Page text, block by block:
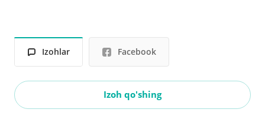
Izohlar Facebook
Izoh qo'shing